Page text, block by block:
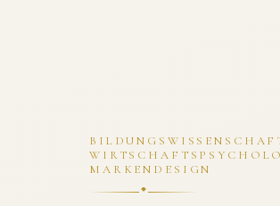
MARKENDESIGN